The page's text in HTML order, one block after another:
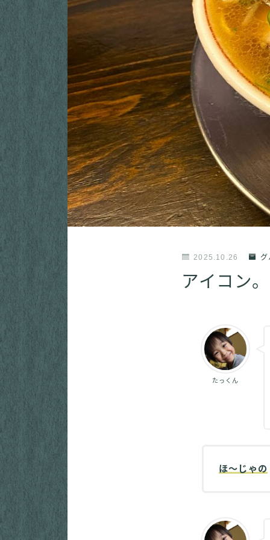
2025.10.26 グ
アイコン。
たっくん
ほ～じゃの